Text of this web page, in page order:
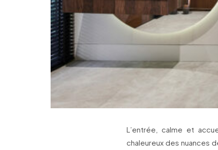
L’entrée, calme et
chaleureux des nuances